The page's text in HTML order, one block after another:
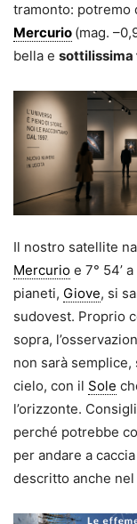
tramonto: potremo
Mercurio (mag.
bella e sottilissima
Il nostro satellite
Mercurio e 7° 54’
pianeti, Giove, si
sudovest. Proprio
sopra,
non sarà
cielo, con il Sole
l’orizzonte.
perché potrebbe
per andare a
descritto anche